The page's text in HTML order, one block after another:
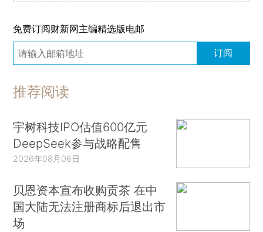
免费订阅财新网主编精选版电邮
订阅
推荐阅读
宇树科技IPO估值600亿元
DeepSeek参与战略配售
2026年08月06日
贝恩资本宣布收购贡茶 在中
国大陆无法注册商标后退出市
场